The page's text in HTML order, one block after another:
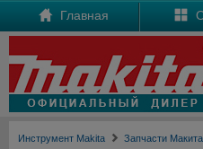
Главная
Инструмент Makita Запчасти Макита